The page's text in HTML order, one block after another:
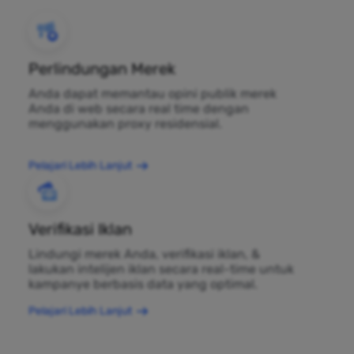
Perlindungan Merek
Anda dapat memantau opini publik merek
Anda di web secara real time dengan
menggunakan proxy residensial.
Pelajari Lebih Lanjut
Verifikasi Iklan
Lindungi merek Anda, verifikasi iklan, &
lakukan intelijen iklan secara real-time untuk
kampanye berbasis data yang optimal.
Pelajari Lebih Lanjut